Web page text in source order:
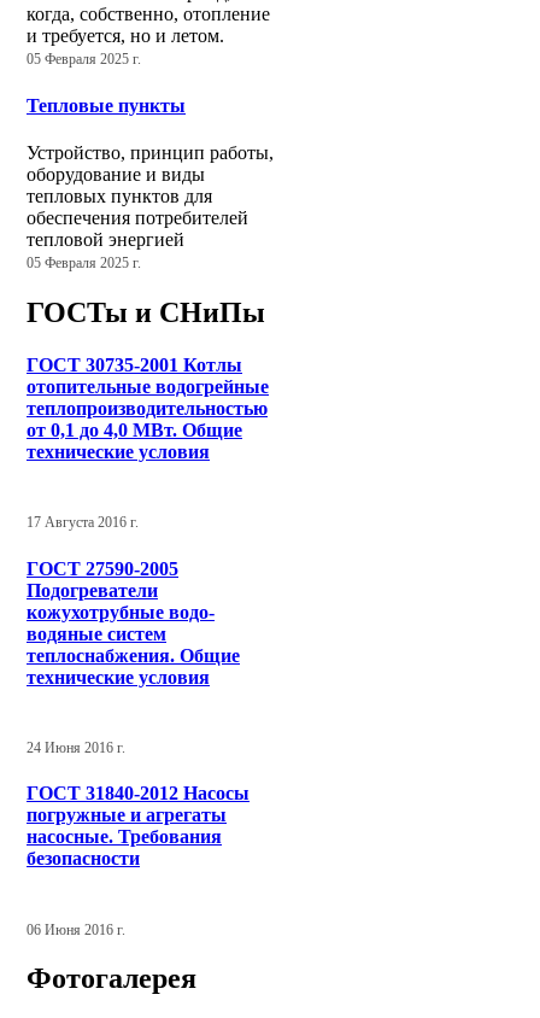
когда, собственно, отопление
и требуется, но и летом.
05 Февраля 2025 г.
Тепловые пункты
Устройство, принцип работы,
оборудование и виды
тепловых пунктов для
обеспечения потребителей
тепловой энергией
05 Февраля 2025 г.
ГОСТы и СНиПы
ГОСТ 30735-2001 Котлы
отопительные водогрейные
теплопроизводительностью
от 0,1 до 4,0 МВт. Общие
технические условия
17 Августа 2016 г.
ГОСТ 27590-2005
Подогреватели
кожухотрубные водо-
водяные систем
теплоснабжения. Общие
технические условия
24 Июня 2016 г.
ГОСТ 31840-2012 Насосы
погружные и агрегаты
насосные. Требования
безопасности
06 Июня 2016 г.
Фотогалерея